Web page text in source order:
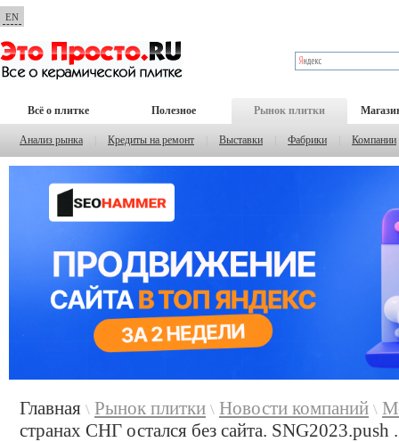
EN
Всё о плитке Полезное Рынок плитки
Анализ рынка Кредиты на ремонт Выставки Фабрики Компании
Главная \ Рынок плитки \ Новости компаний \
странах СНГ остался без сайта. SNG2023.push